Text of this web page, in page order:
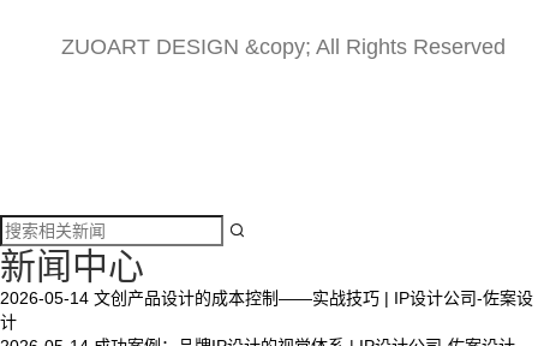
ZUOART DESIGN &copy; All Rights Reserved

新闻中心
2026-05-14 文创产品设计的成本控制——实战技巧 | IP设计公司-佐案设
计